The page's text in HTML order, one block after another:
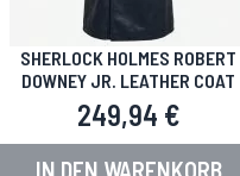
SHERLOCK HOLMES ROBERT
DOWNEY JR. LEATHER COAT
249,94 €
IN DEN WARENKORB